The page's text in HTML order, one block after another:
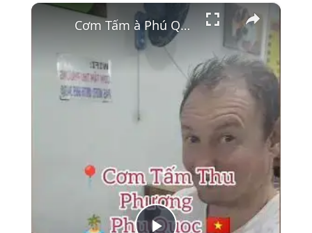
×
Cơm Tấm à Phú Quốc 🌴 Riz brisé, porc grillé